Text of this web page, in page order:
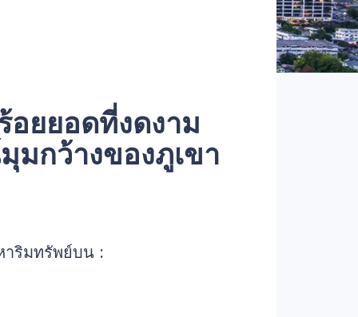
ยยอดที่งดงาม
กว้างของภูเขา
าริมทรัพย์บน :